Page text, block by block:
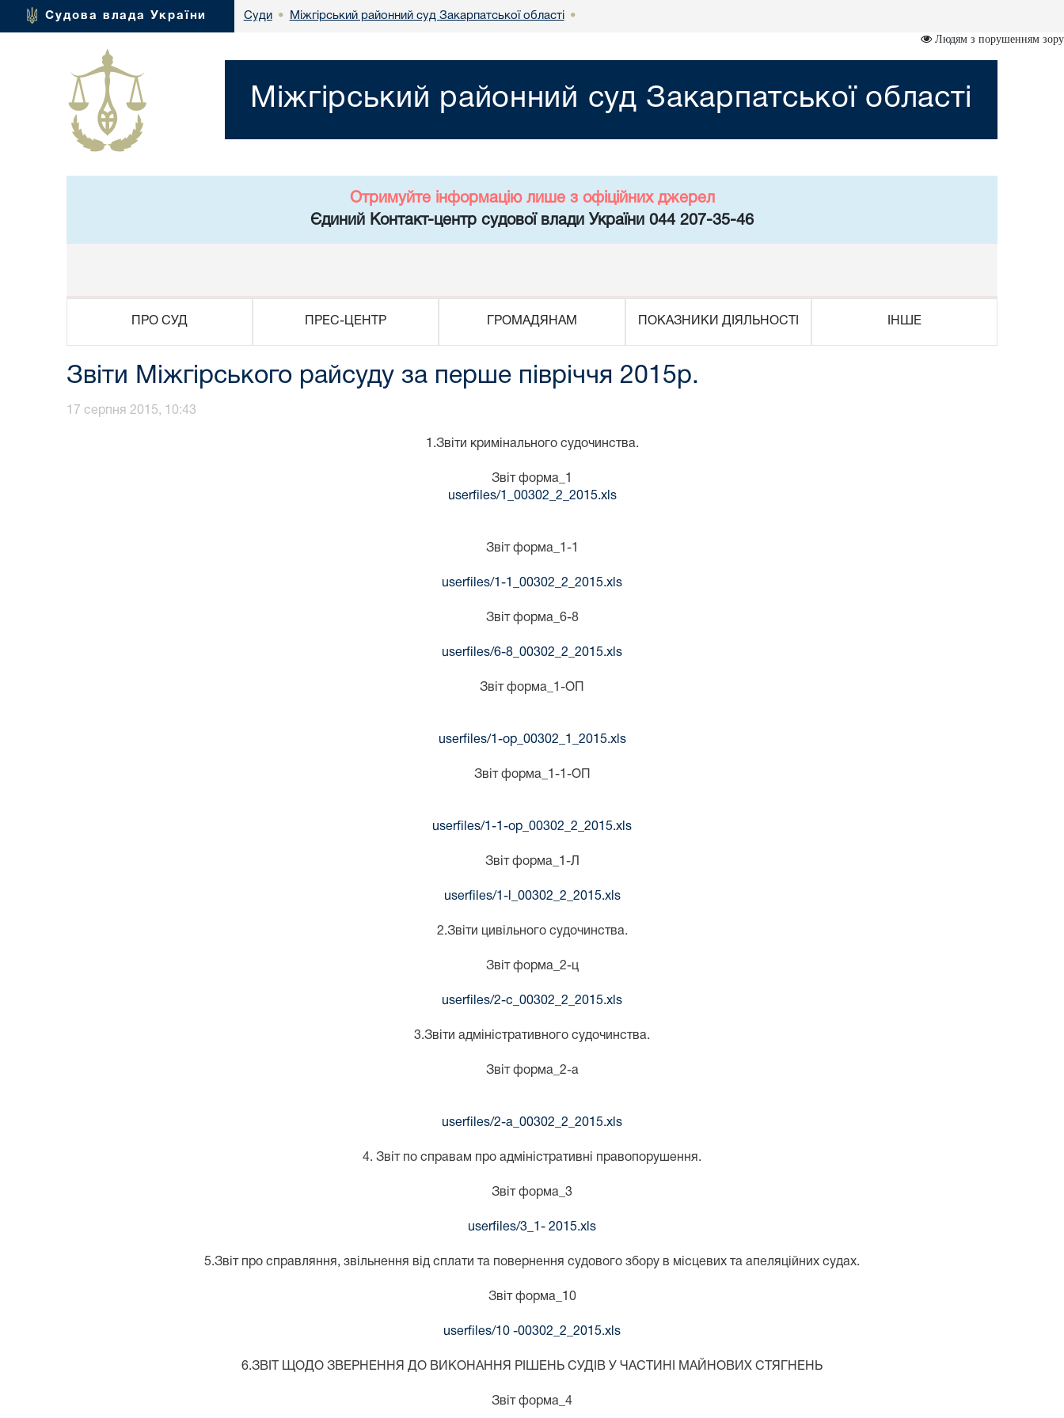
Судова влада України Суди • Міжгірський районний суд Закарпатської області •
Людям з порушенням зору
Міжгірський районний суд Закарпатської області
Отримуйте інформацію лише з офіційних джерел
Єдиний Контакт-центр судової влади України 044 207-35-46
ПРО СУД ПРЕС-ЦЕНТР ГРОМАДЯНАМ ПОКАЗНИКИ ДІЯЛЬНОСТІ ІНШЕ
Звіти Міжгірського райсуду за перше півріччя 2015р.
17 серпня 2015, 10:43
1.Звіти кримінального судочинства.
Звіт форма_1
userfiles/1_00302_2_2015.xls
Звіт форма_1-1
userfiles/1-1_00302_2_2015.xls
Звіт форма_6-8
userfiles/6-8_00302_2_2015.xls
Звіт форма_1-ОП
userfiles/1-op_00302_1_2015.xls
Звіт форма_1-1-ОП
userfiles/1-1-op_00302_2_2015.xls
Звіт форма_1-Л
userfiles/1-l_00302_2_2015.xls
2.Звіти цивільного судочинства.
Звіт форма_2-ц
userfiles/2-c_00302_2_2015.xls
3.Звіти адміністративного судочинства.
Звіт форма_2-а
userfiles/2-a_00302_2_2015.xls
4. Звіт по справам про адміністративні правопорушення.
Звіт форма_3
userfiles/3_1- 2015.xls
5.Звіт про справляння, звільнення від сплати та повернення судового збору в місцевих та апеляційних судах.
Звіт форма_10
userfiles/10 -00302_2_2015.xls
6.ЗВІТ ЩОДО ЗВЕРНЕННЯ ДО ВИКОНАННЯ РІШЕНЬ СУДІВ У ЧАСТИНІ МАЙНОВИХ СТЯГНЕНЬ
Звіт форма_4